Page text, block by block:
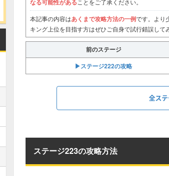
なる可能性がある ことをご了承ください。
本記事の内容はあくまで攻略方法の一例です。より
キング上位を目指す方はぜひご自身で試行錯誤して
前のステージ
▶︎ステージ222の攻略
全ス
1
2 3 4 5
ステージ223の攻略方法